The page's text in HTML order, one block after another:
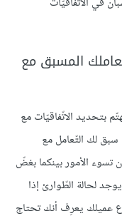
المسبق مع
بتحديد الاتّفاقيّات مع
سبق لك التّعامل مع
تسوء الأمور بينكما بغضّ
لحالة الطّوارئ إذا
عميلك يعرِف أنك تحتاج